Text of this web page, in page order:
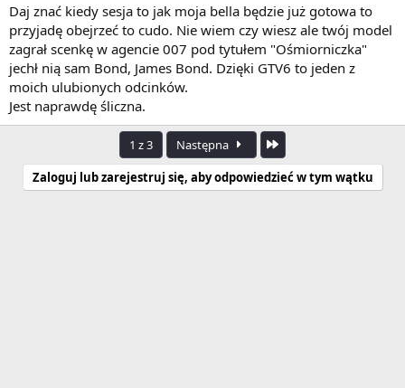
Daj znać kiedy sesja to jak moja bella będzie już gotowa to
przyjadę obejrzeć to cudo. Nie wiem czy wiesz ale twój model
zagrał scenkę w agencie 007 pod tytułem "Ośmiorniczka"
jechł nią sam Bond, James Bond. Dzięki GTV6 to jeden z
moich ulubionych odcinków.
Jest naprawdę śliczna.
1 z 3 Następna
Zaloguj lub zarejestruj się, aby odpowiedzieć w tym wątku